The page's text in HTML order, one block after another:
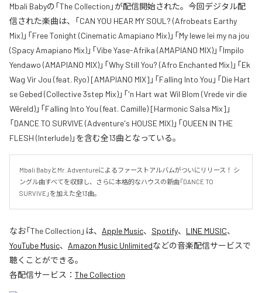
Mbali Babyの「The Collection」が配信開始された。今回デジタル配
信された楽曲は、「CAN YOU HEAR MY SOUL? (Afrobeats Earthy
Mix)」「Free Tonight (Cinematic Amapiano Mix)」「My lewe lei my na jou
(Spacy Amapiano Mix)」「Vibe Yase-Afrika (AMAPIANO MIX)」「Impilo
Yendawo (AMAPIANO MIX)」「Why Still You? (Afro Enchanted Mix)」「Ek
Wag Vir Jou (feat. Ryo) [AMAPIANO MIX]」「Falling Into You」「Die Hart
se Gebed (Collective 3step Mix)」「'n Hart wat Wil Blom (Vrede vir die
Wêreld)」「Falling Into You (feat. Camille) [Harmonic Salsa Mix]」
「DANCE TO SURVIVE (Adventure's HOUSE MIX)」「QUEEN IN THE
FLESH (Interlude)」を含む全13曲となっている。
Mbali BabyとMr. Adventureによるファーストアルバムがついにリリース！ シ
ングル曲すべてを収録し、さらに本格的なハウスの新曲「DANCE TO
SURVIVE」を加えた全13曲。
なお「The Collection 」は、 Apple Music、 Spotify、 LINE MUSIC、
YouTube Music、 Amazon Music Unlimitedなどの音楽配信サービスで
聴くことができる。
各配信サービス： The Collection